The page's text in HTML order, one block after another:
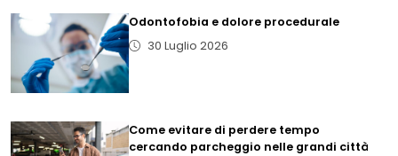
Odontofobia e dolore procedurale
30 Luglio 2026
Come evitare di perdere tempo
cercando parcheggio nelle grandi città